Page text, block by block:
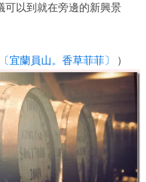
可以到就在旁邊的新興景
宜蘭員山。香草菲菲〕 )